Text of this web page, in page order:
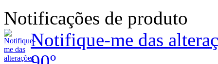
Notificações de produto
Notifique-me das